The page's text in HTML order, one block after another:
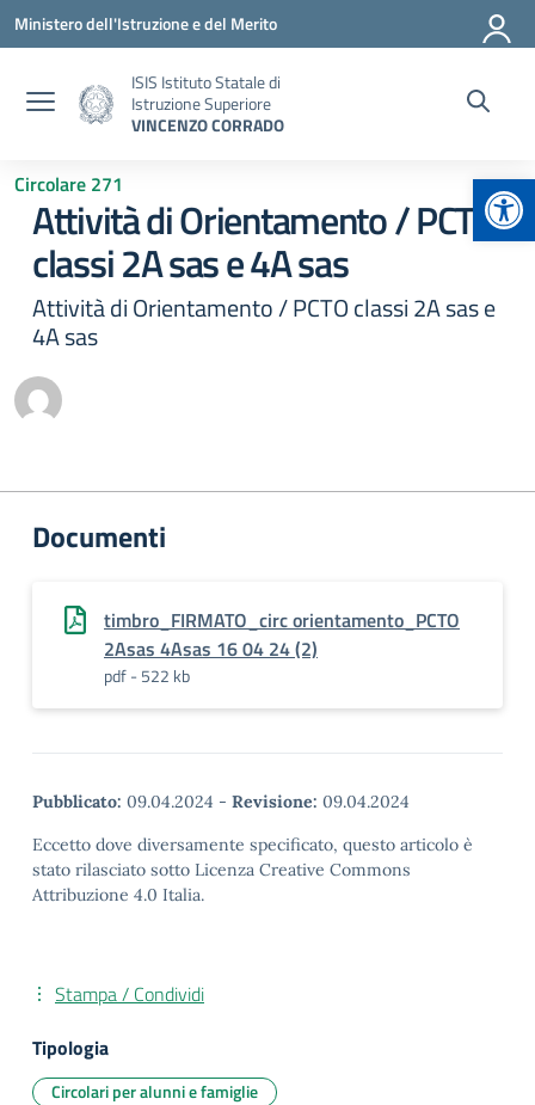
Vai ai contenuti
Vai al menu di navigazione
Vai al footer
Ministero dell'Istruzione e del Merito
ISIS Istituto Statale di
Istruzione Superiore
VINCENZO CORRADO
Circolare 271
Attività di Orientamento / PCTO
classi 2A sas e 4A sas
Attività di Orientamento / PCTO classi 2A sas e
4A sas
Documenti
timbro_FIRMATO_circ orientamento_PCTO
2Asas 4Asas 16 04 24 (2)
pdf - 522 kb
Pubblicato: 09.04.2024 - Revisione: 09.04.2024
Eccetto dove diversamente specificato, questo articolo è
stato rilasciato sotto Licenza Creative Commons
Attribuzione 4.0 Italia.
Stampa / Condividi
Tipologia
Circolari per alunni e famiglie